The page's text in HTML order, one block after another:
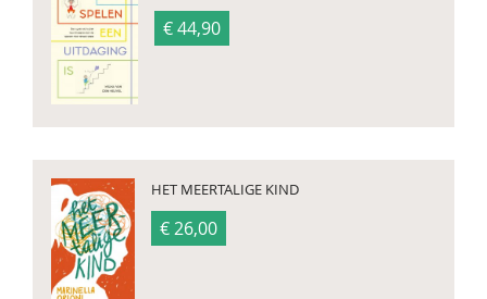
€ 44,90
HET MEERTALIGE KIND
€ 26,00